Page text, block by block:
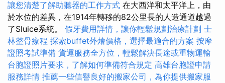
讓您清楚了解助聽器的工作方式 在大西洋和太平洋上，由
於水位的差異，在1914年轉移的82公里長的人造通道越過
了Sluice系統。 假牙費用詳情，讓你輕鬆規劃治療計劃 士
林整骨療程 探索buffet外燴價格，選擇最適合的方案 按摩
證照考試準備 貨運服務全方位，輕鬆解決長途或重物運輸
台胞證照片要求，了解如何準備符合規定 高雄台胞證申請
服務詳情 推薦一些信譽良好的搬家公司，為你提供搬家服